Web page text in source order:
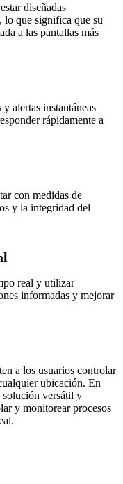
diseñadas
lo que significa que su
a las pantallas más
alertas instantáneas
rápidamente a
con medidas de
y la integridad del
real y utilizar
informadas y mejorar
a los usuarios controlar
ubicación. En
versátil y
y monitorear procesos